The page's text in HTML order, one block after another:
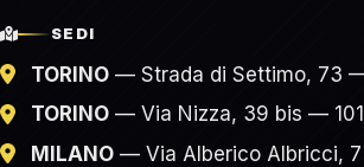
SEDI
TORINO — Strada di Settimo, 73
TORINO — Via Nizza, 39 bis —
MILANO — Via Alberico Albricci,